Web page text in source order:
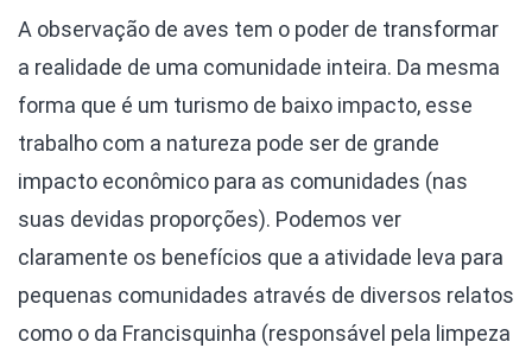
A observação de aves tem o poder de transformar
a realidade de uma comunidade inteira. Da mesma
forma que é um turismo de baixo impacto, esse
trabalho com a natureza pode ser de grande
impacto econômico para as comunidades (nas
suas devidas proporções). Podemos ver
claramente os benefícios que a atividade leva para
pequenas comunidades através de diversos relatos
como o da Francisquinha (responsável pela limpeza